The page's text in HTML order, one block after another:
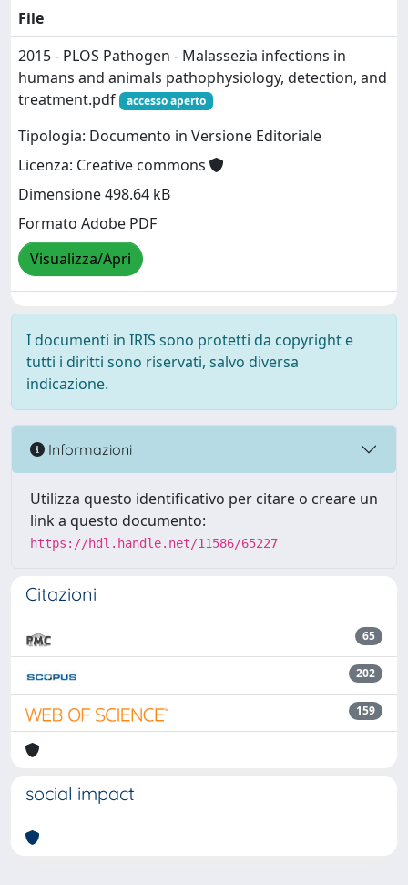
File
2015 - PLOS Pathogen - Malassezia infections in
humans and animals pathophysiology, detection, and
treatment.pdf
accesso aperto
Tipologia: Documento in Versione Editoriale
Licenza: Creative commons
Dimensione 498.64 kB
Formato Adobe PDF
Visualizza/Apri
I documenti in IRIS sono protetti da copyright e
tutti i diritti sono riservati, salvo diversa
indicazione.
Informazioni
Utilizza questo identificativo per citare o creare un
link a questo documento:
https://hdl.handle.net/11586/65227
Citazioni
65
202
159
social impact